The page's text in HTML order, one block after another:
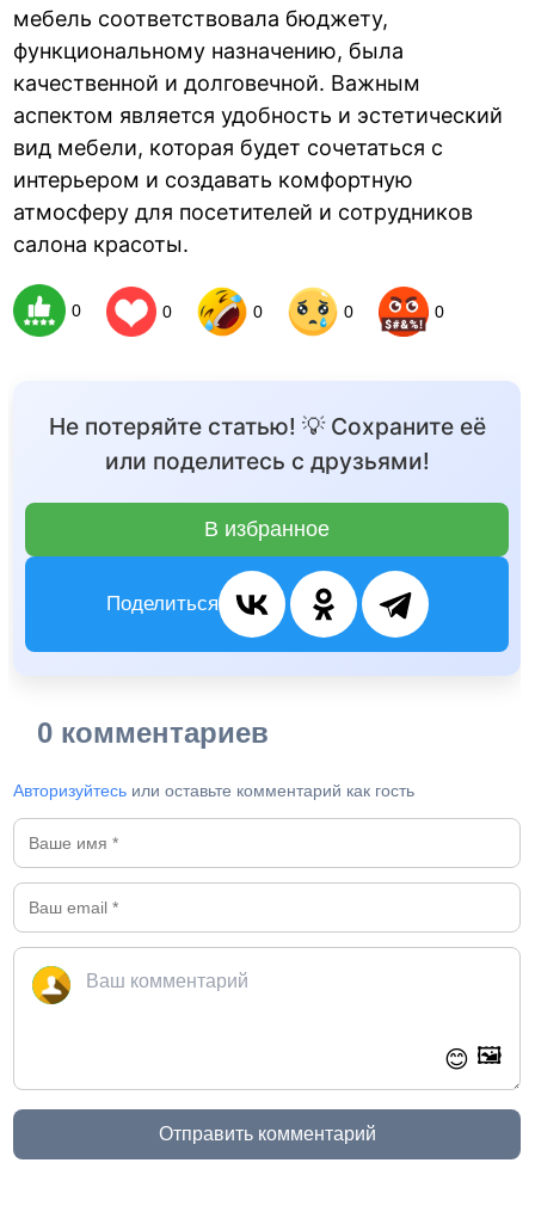
мебель соответствовала бюджету,
функциональному назначению, была
качественной и долговечной. Важным
аспектом является удобность и эстетический
вид мебели, которая будет сочетаться с
интерьером и создавать комфортную
атмосферу для посетителей и сотрудников
салона красоты.
0 0 0 0 0
Не потеряйте статью! 💡 Сохраните её
или поделитесь с друзьями!
В избранное
Поделиться
0 комментариев
Авторизуйтесь или оставьте комментарий как гость
😊 🖼️
Отправить комментарий